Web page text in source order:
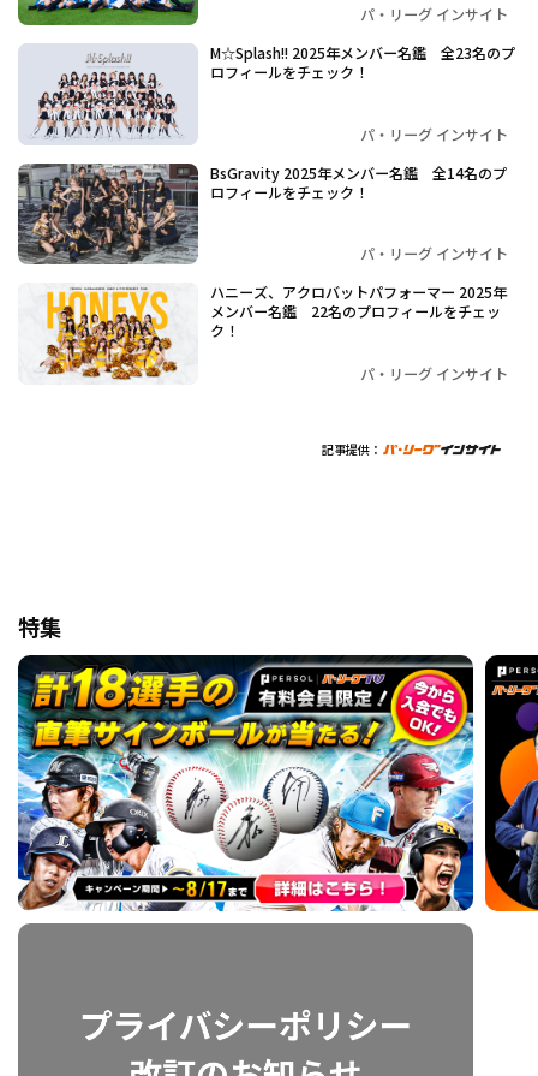
パ・リーグ インサイト
M☆Splash!! 2025年メンバー名鑑 全23名のプ
ロフィールをチェック！
パ・リーグ インサイト
BsGravity 2025年メンバー名鑑 全14名のプ
ロフィールをチェック！
パ・リーグ インサイト
ハニーズ、アクロバットパフォーマー 2025年
メンバー名鑑 22名のプロフィールをチェッ
ク！
パ・リーグ インサイト
記事提供：
特集